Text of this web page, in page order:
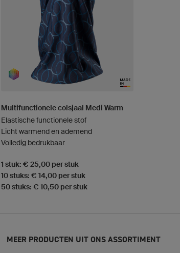
Multifunctionele colsjaal Medi Warm
Elastische functionele stof
Licht warmend en ademend
Volledig bedrukbaar
1 stuk: € 25,00 per stuk
10 stuks: € 14,00 per stuk
50 stuks: € 10,50 per stuk
MEER PRODUCTEN UIT ONS ASSORTIMENT